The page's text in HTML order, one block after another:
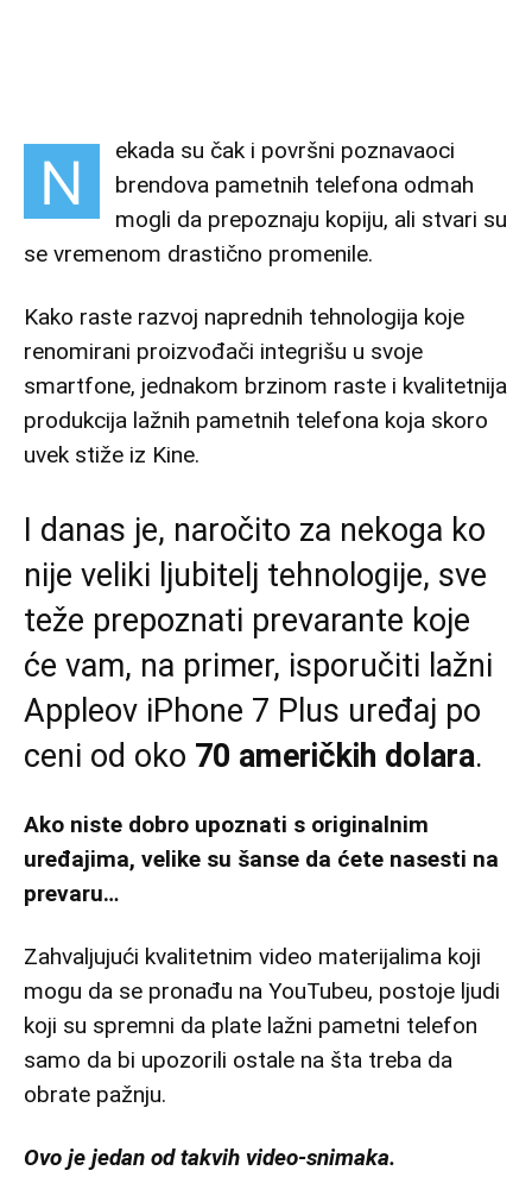
N
ekada su čak i površni poznavaoci
brendova pametnih telefona odmah
mogli da prepoznaju kopiju, ali stvari su
se vremenom drastično promenile.
Kako raste razvoj naprednih tehnologija koje
renomirani proizvođači integrišu u svoje
smartfone, jednakom brzinom raste i kvalitetnija
produkcija lažnih pametnih telefona koja skoro
uvek stiže iz Kine.
I danas je, naročito za nekoga ko
nije veliki ljubitelj tehnologije, sve
teže prepoznati prevarante koje
će vam, na primer, isporučiti lažni
Appleov iPhone 7 Plus uređaj po
ceni od oko 70 američkih dolara.
Ako niste dobro upoznati s originalnim
uređajima, velike su šanse da ćete nasesti na
prevaru…
Zahvaljujući kvalitetnim video materijalima koji
mogu da se pronađu na YouTubeu, postoje ljudi
koji su spremni da plate lažni pametni telefon
samo da bi upozorili ostale na šta treba da
obrate pažnju.
Ovo je jedan od takvih video-snimaka.